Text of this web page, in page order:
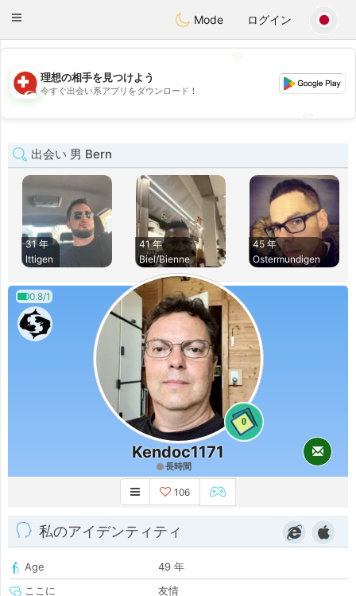
Suissi
Toggle
Mode ログイン
💖
💕
理想の相手を見つけよう
今すぐ出会い系アプリをダウンロード！
出会い 男 Bern
31 年
Ittigen
41 年
Biel/Bienne
45 年
Ostermundigen
0.8/1
0
Kendoc1171
長時間
106
私のアイデンティティ
Age
49 年
ここに
友情